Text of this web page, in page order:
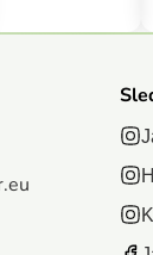
podporuje vývoj
cieľavedome
ovládať